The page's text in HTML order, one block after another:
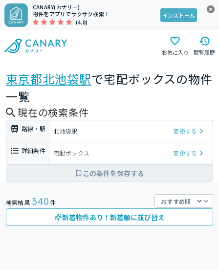
CANARY(カナリー)
物件をアプリでサクサク検索！
(4.8)
インストール
お気に入り 閲覧履歴
東京都北池袋駅で宅配ボックスの物件
一覧
現在の検索条件
路線・駅 北池袋駅 変更する
詳細条件 宅配ボックス 変更する
この条件を保存する
検索結果 540件
新着物件あり！新着順に並び替え